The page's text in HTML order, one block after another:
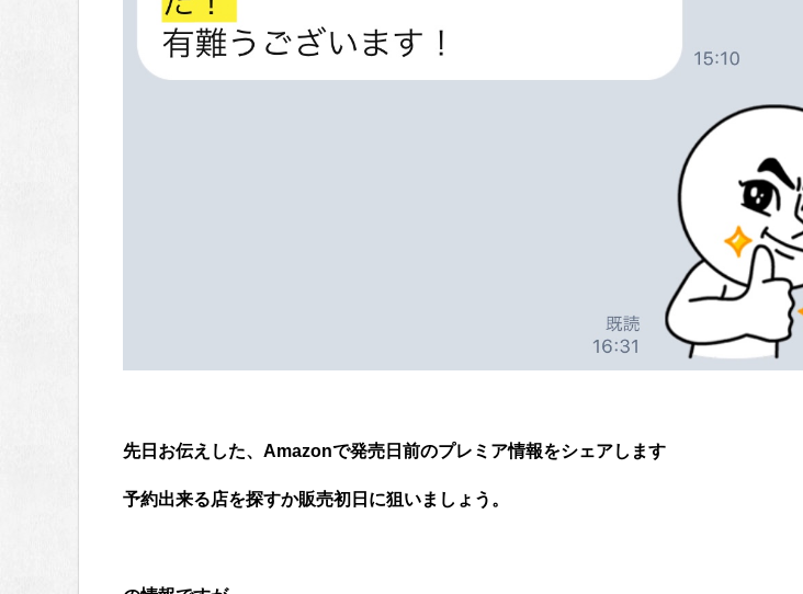
先日お伝えした、Amazonで発売日前のプレミア情報をシェアします
予約出来る店を探すか販売初日に狙いましょう。